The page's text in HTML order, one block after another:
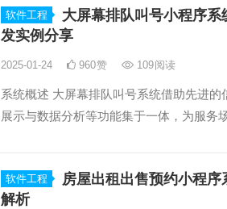
软件工程
大屏幕排队叫号小程序
发实例分享
2025-01-24 960赞 109阅读
系统概述 大屏幕排队叫号系统借助先进的
展示与数据分析等功能集于一体，为服务
软件工程
房屋出租出售预约小程
解析